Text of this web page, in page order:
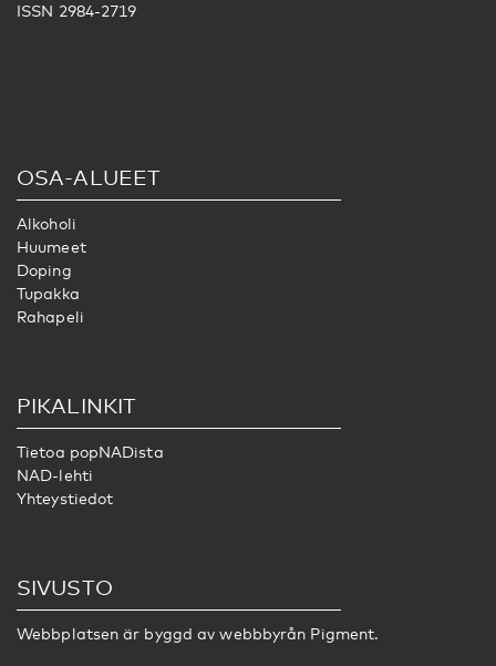
ISSN 2984-2719
OSA-ALUEET
Alkoholi
Huumeet
Doping
Tupakka
Rahapeli
PIKALINKIT
Tietoa popNADista
NAD-lehti
Yhteystiedot
SIVUSTO
Webbplatsen är byggd av webbbyrån Pigment.